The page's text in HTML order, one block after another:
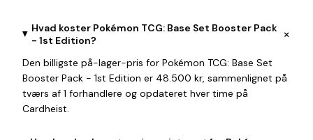
Hvad koster Pokémon TCG: Base Set Booster Pack
- 1st Edition?
+
Den billigste på-lager-pris for Pokémon TCG: Base Set
Booster Pack - 1st Edition er 48.500 kr, sammenlignet på
tværs af 1 forhandlere og opdateret hver time på
Cardheist.